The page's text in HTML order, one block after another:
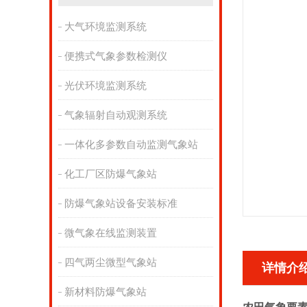
大气环境监测系统
便携式气象参数检测仪
光伏环境监测系统
气象辐射自动观测系统
一体化多参数自动监测气象站
化工厂区防爆气象站
防爆气象站设备安装标准
微气象在线监测装置
四气两尘微型气象站
新材料防爆气象站
详情介